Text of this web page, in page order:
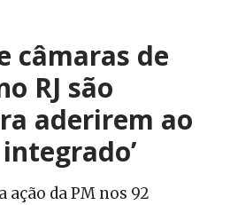
câmaras de
RJ são
aderirem ao
da PM nos 92